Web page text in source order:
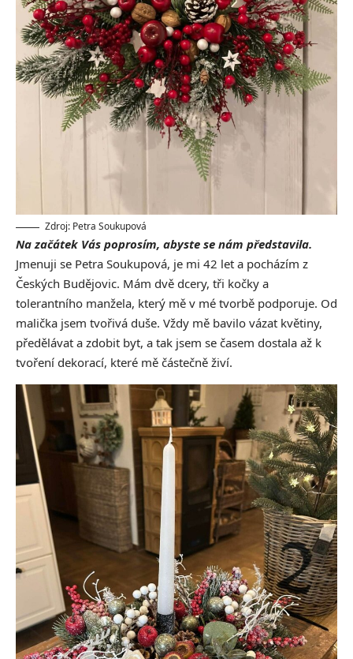
Zdroj: Petra Soukupová
Na začátek Vás poprosím, abyste se nám představila.
Jmenuji se Petra Soukupová, je mi 42 let a pocházím z
Českých Budějovic. Mám dvě dcery, tři kočky a
tolerantního manžela, který mě v mé tvorbě podporuje. Od
malička jsem tvořivá duše. Vždy mě bavilo vázat květiny,
předělávat a zdobit byt, a tak jsem se časem dostala až k
tvoření dekorací, které mě částečně živí.